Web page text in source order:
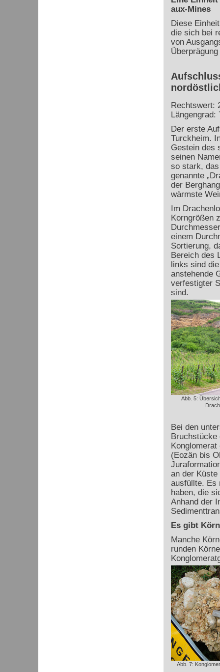
aux-Mines
Diese
die sich bei
von
Rechtswert:
Längengrad:
Der erste
Turckheim.
Gestein des
seinen
so stark,
genannte
der
wärmste
Im
Korngrößen
einem
Sortierung,
Bereich des
links sind
anstehende
verfestigter
sind.
Abb. 5:
Bei den
Bruchstücke
(Eozän bis
an der Küste
ausfüllte. Es
haben, die
Anhand der
Es gibt
Manche
runden
Abb. 7: